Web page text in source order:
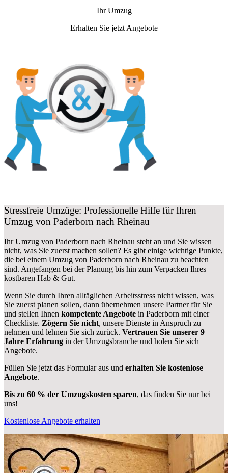
Ihr Umzug
Erhalten Sie jetzt Angebote
Stressfreie Umzüge: Professionelle Hilfe für Ihren
Umzug von Paderborn nach Rheinau
Ihr Umzug von Paderborn nach Rheinau steht an und Sie wissen
nicht, was Sie zuerst machen sollen? Es gibt einige wichtige Punkte,
die bei einem Umzug von Paderborn nach Rheinau zu beachten
sind. Angefangen bei der Planung bis hin zum Verpacken Ihres
kostbaren Hab & Gut.
Wenn Sie durch Ihren alltäglichen Arbeitsstress nicht wissen, was
Sie zuerst planen sollen, dann übernehmen unsere Partner für Sie
und stellen Ihnen kompetente Angebote in Paderborn mit einer
Checkliste. Zögern Sie nicht, unsere Dienste in Anspruch zu
nehmen und lehnen Sie sich zurück. Vertrauen Sie unserer 9
Jahre Erfahrung in der Umzugsbranche und holen Sie sich
Angebote.
Füllen Sie jetzt das Formular aus und erhalten Sie kostenlose
Angebote.
Bis zu 60 % der Umzugskosten sparen, das finden Sie nur bei
uns!
Kostenlose Angebote erhalten